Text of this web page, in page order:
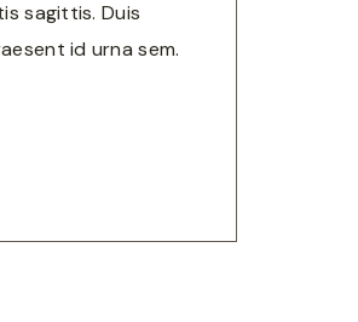
sagittis. Duis
id urna sem.